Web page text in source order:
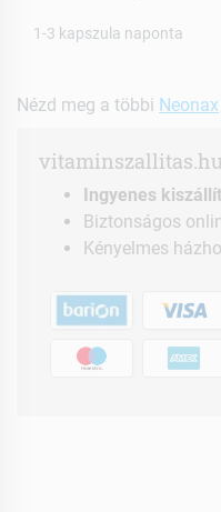
1-3 kapszula naponta
Nézd meg a többi Neonax
Ingyenes
Biztonságos
Kényelmes